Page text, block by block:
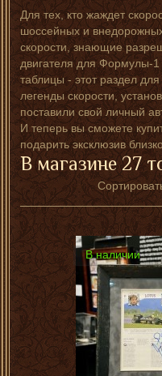
Для тех, кто жаждет
шоссейных и
скорости, знающие
двигателя для Формулы-
таблицы - этот раздел
легенды скорости,
поставили свой личный
И теперь вы сможете
подарить эксклюзив
В магазине 27
В наличии